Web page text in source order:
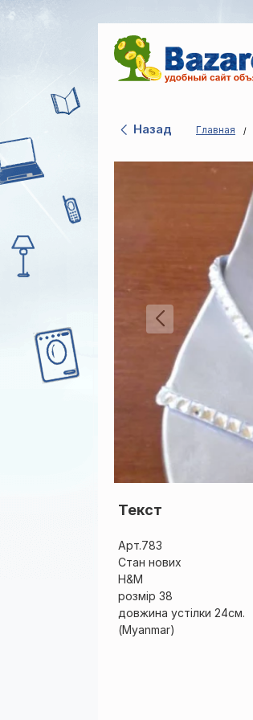
Назад Главная
Текст
Арт.783
Стан нових
H&M
розмір 38
довжина устілки 24см.
(Myanmar)